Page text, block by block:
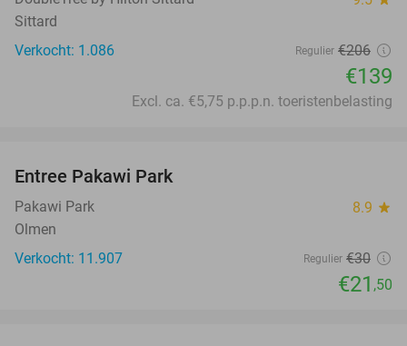
Sittard
Verkocht: 1.086
Regulier €206
€139
Excl. ca. €5,75 p.p.p.n. toeristenbelasting
Entree Pakawi Park
Pakawi Park 8.9 star
Olmen
Verkocht: 11.907
Regulier €30
€21 ,50